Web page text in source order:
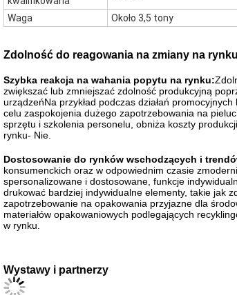
Waga Około 3,5 tony
Zdolność do reagowania na zmiany na rynku
Szybka reakcja na wahania popytu na rynku:
zwiększać lub zmniejszać zdolność produkcyjną
urządzeńNa przykład podczas działań
celu zaspokojenia dużego zapotrzebowania na
sprzętu i szkolenia personelu, obniża koszty
rynku- Nie.
Dostosowanie do rynków wschodzących i
konsumenckich oraz w odpowiednim czasie
spersonalizowane i dostosowane, funkcje
drukować bardziej indywidualne elementy, takie jak
zapotrzebowanie na opakowania przyjazne dla
materiałów opakowaniowych podlegających
w rynku.
Wystawy i partnerzy